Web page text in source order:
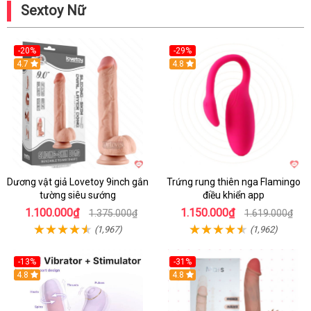
Sextoy Nữ
-20%
Hot
4.7
Dương vật giả Lovetoy 9inch gắn
tường siêu sướng
1.100.000₫ 1.375.000₫
(1,967)
-29%
Hot
4.8
Trứng rung thiên nga Flamingo
điều khiển app
1.150.000₫ 1.619.000₫
(1,962)
-13%
4.8
-31%
4.8